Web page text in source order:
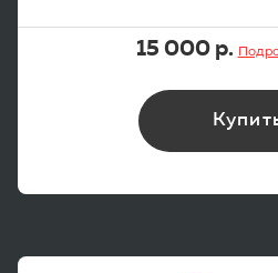
15 000 р.